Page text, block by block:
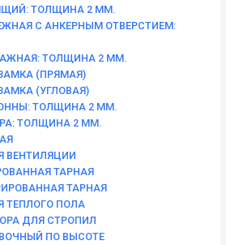
ТОЛЩИНА 2 ММ.
С АНКЕРНЫМ ОТВЕРСТИЕМ:
ТОЛЩИНА 2 ММ.
(ПРЯМАЯ)
(УГЛОВАЯ)
ТОЛЩИНА 2 ММ.
ТОЛЩИНА 2 ММ.
ВЕНТИЛЯЦИИ
ТАРНАЯ
ТАРНАЯ
ТЕПЛОГО ПОЛА
ДЛЯ СТРОПИЛ
ПО ВЫСОТЕ